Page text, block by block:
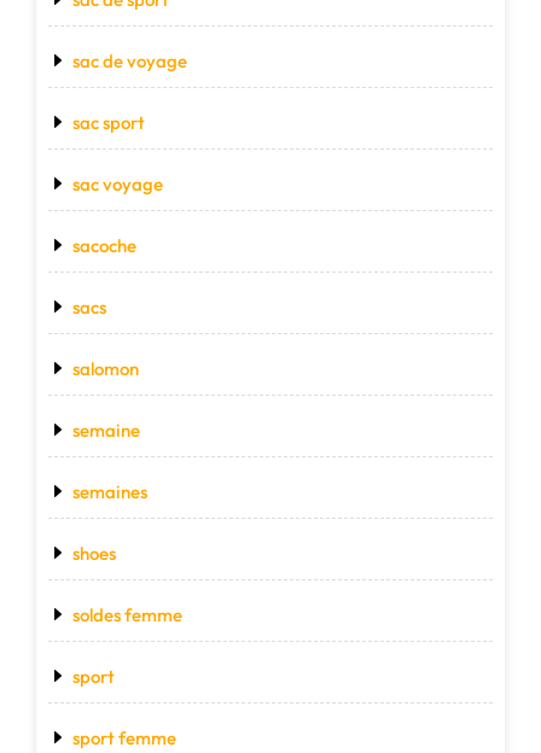
sac de voyage
sac sport
sac voyage
sacoche
sacs
salomon
semaine
semaines
shoes
soldes femme
sport
sport femme